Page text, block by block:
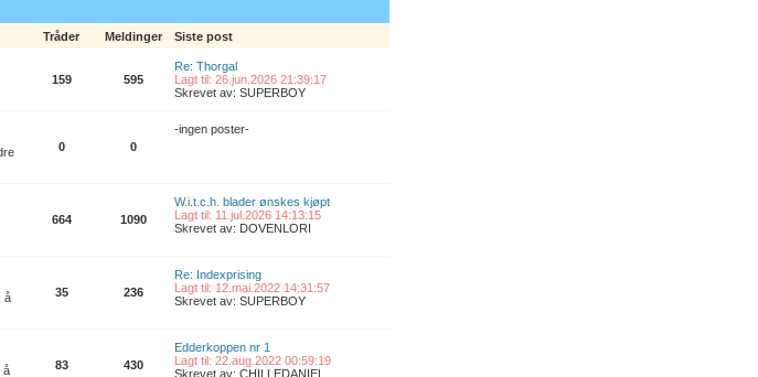
Tråder Meldinger Siste post
159 595
Re: Thorgal
Lagt til: 26.jun.2026 21:39:17
Skrevet av: SUPERBOY
0 0
-ingen poster-
664 1090
W.i.t.c.h. blader ønskes kjøpt
Lagt til: 11.jul.2026 14:13:15
Skrevet av: DOVENLORI
å
35 236
Re: Indexprising
Lagt til: 12.mai.2022 14:31:57
Skrevet av: SUPERBOY
å
83 430
Edderkoppen nr 1
Lagt til: 22.aug.2022 00:59:19
Skrevet av: CHILLEDANIEL